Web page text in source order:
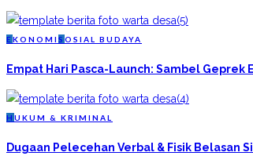
EKONOMI S OSIAL BUDAYA
Empat Hari Pasca-Launch: Sambel
H UKUM & KRIMINAL
Dugaan Pelecehan Verbal & Fisik Belasan